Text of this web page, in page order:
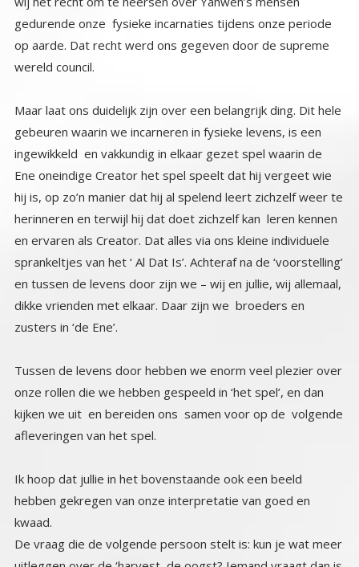
wereld council.
Maar laat ons duidelijk zijn over een belangrijk ding. Dit hele
gebeuren waarin we incarneren in fysieke levens, is een
ingewikkeld en vakkundig in elkaar gezet spel waarin de
Ene oneindige Creator het spel speelt dat hij vergeet wie
hij is, op zo’n manier dat hij al spelend leert zichzelf weer te
herinneren en terwijl hij dat doet zichzelf kan leren kennen
en ervaren als Creator. Dat alles via ons kleine individuele
sprankeltjes van het ‘ Al Dat Is’. Achteraf na de ‘voorstelling’
en tussen de levens door zijn we – wij en jullie, wij allemaal,
dikke vrienden met elkaar. Daar zijn we broeders en
zusters in ‘de Ene’.
Tussen de levens door hebben we enorm veel plezier over
onze rollen die we hebben gespeeld in ‘het spel’, en dan
kijken we uit en bereiden ons samen voor op de volgende
afleveringen van het spel.
Ik hoop dat jullie in het bovenstaande ook een beeld
hebben gekregen van onze interpretatie van goed en
kwaad.
De vraag die de volgende persoon stelt is: kun je wat meer
uitleggen over de ‘harvest, de oogst? Iemand vraagt dan is